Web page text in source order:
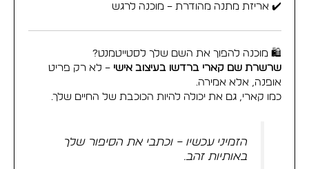
✔️ אריזת מתנה מהודרת – מוכנה לרגש
🛍️ מוכנה להפוך את השם שלך לסטייטמנט?
שרשרת שם קארי ברדשו בעיצוב אישי – לא רק פריט
אופנה, אלא אמירה.
כמו קארי, גם את יכולה להיות הכוכבת של החיים שלך.
הזמיני עכשיו – וכתבי את הסיפור שלך
באותיות זהב.